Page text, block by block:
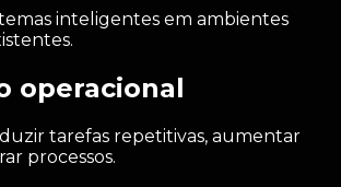
inteligentes em ambientes
operacional
tarefas repetitivas, aumentar
processos.